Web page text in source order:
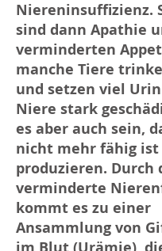
Niereninsuffizienz.
sind dann Apathie
verminderten
manche Tiere
und setzen viel
Niere stark
es aber auch sein,
nicht mehr fähig ist
produzieren. Durch
verminderte
kommt es zu einer
Ansammlung von